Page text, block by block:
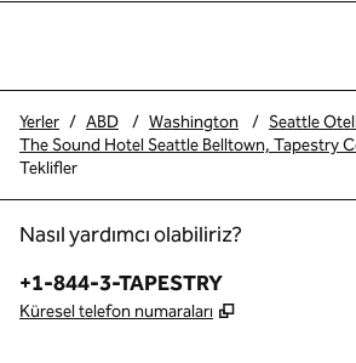
Yerler / ABD / Washington / Seattle
The Sound Hotel Seattle Belltown, Tapestry
Teklifler
Nasıl yardımcı olabiliriz?
Telefon:
+1-844-3-TAPESTRY
Küresel telefon numaraları ,